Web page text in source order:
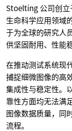
Stoelting 公司创立
生命科学应用领域
于为全球的研究人
供坚固耐用、性能
在推动测试系统现
捕捉细微图像的高
集成性与稳定性。
靠性方面均无法满
图像数据质量，同
流程。